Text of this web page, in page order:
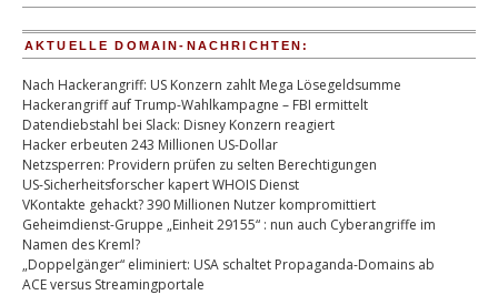
AKTUELLE DOMAIN-NACHRICHTEN:
Nach Hackerangriff: US Konzern zahlt Mega Lösegeldsumme
Hackerangriff auf Trump-Wahlkampagne – FBI ermittelt
Datendiebstahl bei Slack: Disney Konzern reagiert
Hacker erbeuten 243 Millionen US-Dollar
Netzsperren: Providern prüfen zu selten Berechtigungen
US-Sicherheitsforscher kapert WHOIS Dienst
VKontakte gehackt? 390 Millionen Nutzer kompromittiert
Geheimdienst-Gruppe „Einheit 29155“ : nun auch Cyberangriffe im
Namen des Kreml?
„Doppelgänger“ eliminiert: USA schaltet Propaganda-Domains ab
ACE versus Streamingportale